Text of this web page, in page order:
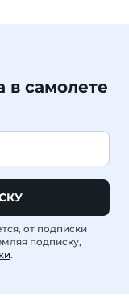
в самолете
от подписки
подписку,
.